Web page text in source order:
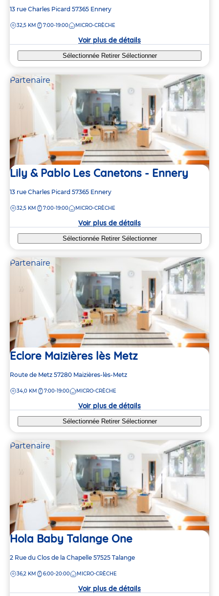
Adresse
la
13 rue Charles Picard 57365 Ennery
DISTANCE
32,5 KM 7:00-19:00 MICRO-CRÈCHE
Voir plus de détails
Sélectionnée Retirer Sélectionner
Partenaire
Lily & Pablo Les Canetons - Ennery
Adresse
la
13 rue Charles Picard 57365 Ennery
DISTANCE
32,5 KM 7:00-19:00 MICRO-CRÈCHE
Voir plus de détails
Sélectionnée Retirer Sélectionner
Partenaire
Eclore Maizières lès Metz
Adresse
la
Route de Metz 57280 Maizières-lès-Metz
DISTANCE
34,0 KM 7:00-19:00 MICRO-CRÈCHE
Voir plus de détails
Sélectionnée Retirer Sélectionner
Partenaire
Hola Baby Talange One
Adresse
la
2 Rue du Clos de la Chapelle 57525 Talange
DISTANCE
36,2 KM 6:00-20:00 MICRO-CRÈCHE
Voir plus de détails